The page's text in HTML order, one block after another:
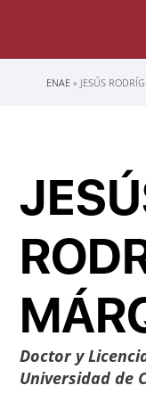
Sobrescribir
ENAE JESÚS
Doctor y
Universidad de